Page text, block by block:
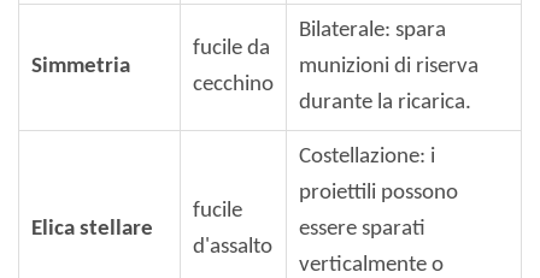
Simmetria
fucile da
cecchino
Bilaterale: spara
munizioni di riserva
durante la ricarica.
Elica stellare
fucile
d'assalto
Costellazione: i
proiettili possono
essere sparati
verticalmente o